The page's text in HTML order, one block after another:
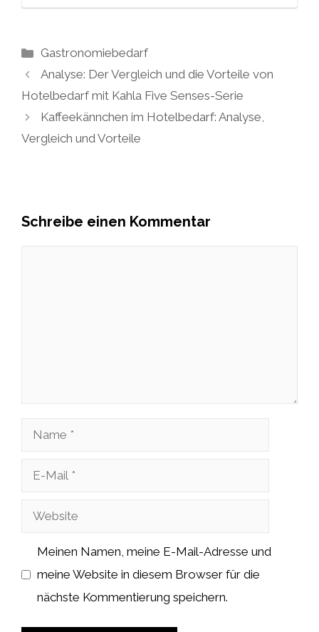
Kategorien
Gastronomiebedarf
Analyse: Der Vergleich und die Vorteile von
Hotelbedarf mit Kahla Five Senses-Serie
Kaffeekännchen im Hotelbedarf: Analyse,
Vergleich und Vorteile
Schreibe einen Kommentar
Name
Website
Meinen Namen, meine E-Mail-Adresse und
meine Website in diesem Browser für die
nächste Kommentierung speichern.